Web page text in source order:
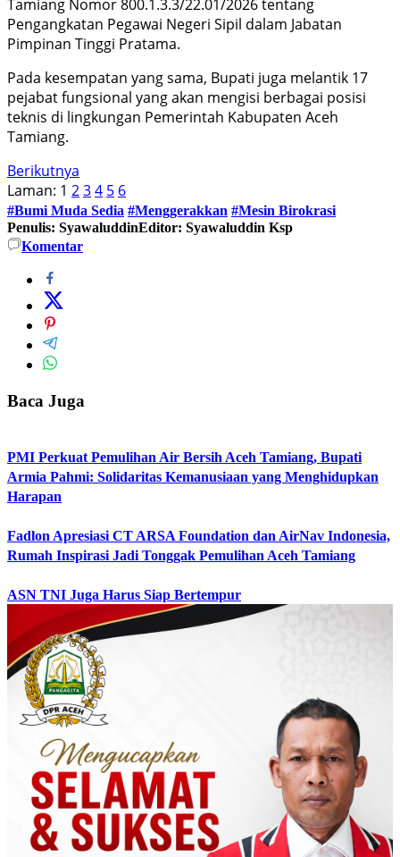
Tamiang Nomor 800.1.3.3/22.01/2026 tentang
Pengangkatan Pegawai Negeri Sipil dalam Jabatan
Pimpinan Tinggi Pratama.
Pada kesempatan yang sama, Bupati juga melantik 17
pejabat fungsional yang akan mengisi berbagai posisi
teknis di lingkungan Pemerintah Kabupaten Aceh
Tamiang.
Berikutnya
Laman: 1 234 5 6
#Bumi Muda Sedia #Menggerakkan #Mesin Birokrasi
Penulis: SyawaluddinEditor: Syawaluddin Ksp
Komentar
Baca Juga
PMI Perkuat Pemulihan Air Bersih Aceh Tamiang, Bupati
Armia Pahmi: Solidaritas Kemanusiaan yang Menghidupkan
Harapan
Fadlon Apresiasi CT ARSA Foundation dan AirNav Indonesia,
Rumah Inspirasi Jadi Tonggak Pemulihan Aceh Tamiang
ASN TNI Juga Harus Siap Bertempur